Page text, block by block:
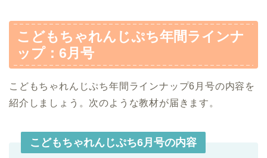
こどもちゃれんじぷち年間ラインナ
ップ：6月号
こどもちゃれんじぷち年間ラインナップ6月号の内容を
紹介しましょう。次のような教材が届きます。
こどもちゃれんじぷち6月号の内容